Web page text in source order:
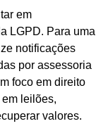
em
LGPD. Para uma
notificações
por assessoria
foco em direito
leilões,
valores.